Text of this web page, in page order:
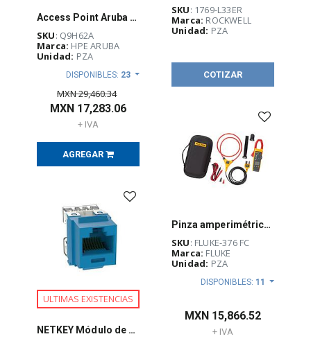
Access Point Aruba AP 515, RW, 5375 Mbit/s, 4 antenas integradas de 7.5dBi - Q9H62A
SKU: Q9H62A
Marca: HPE ARUBA
Unidad: PZA
DISPONIBLES: 23
MXN29,460.34
MXN 17,283.06
+ IVA
AGREGAR
ULTIMAS EXISTENCIAS
NETKEY Módulo de conector punchdown, categoría 5e, azul- NKP5E88MBU
SKU: 1769-L33ER
Marca: ROCKWELL
Unidad: PZA
COTIZAR
Pinza amperimétrica CA/CC Fluke 376, verdadero valor eficaz, iFlex 36 in - FLUKE-376 FC
SKU: FLUKE-376 FC
Marca: FLUKE
Unidad: PZA
DISPONIBLES: 11
MXN 15,866.52
+ IVA